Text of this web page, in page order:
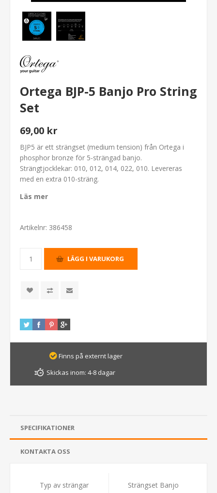
Ortega BJP-5 Banjo Pro String
Set
69,00 kr
BJP5 är ett strängset (medium tension) från Ortega i
phosphor bronze för 5-strängad banjo.
Strängtjocklekar: 010, 012, 014, 022, 010. Levereras
med en extra 010-sträng.
Läs mer
Artikelnr: 386458
Finns på externt lager
Skickas inom: 4-8 dagar
SPECIFIKATIONER
KONTAKTA OSS
Typ av strängar Strängset Banjo